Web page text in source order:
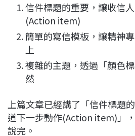
信件標題的重要，讓收信
(Action item)
簡單的寫信模板，讓精神
上
複雜的主題，透過「顏色
然
上篇文章已經講了「信件標題
道下一步動作(Action item)」
說完。